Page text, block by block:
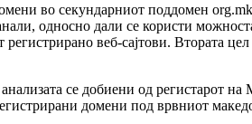
во секундарниот поддомен
односно дали се користи
веб-сајтови. Втората
се добиени од регистарот
домени под врвниот